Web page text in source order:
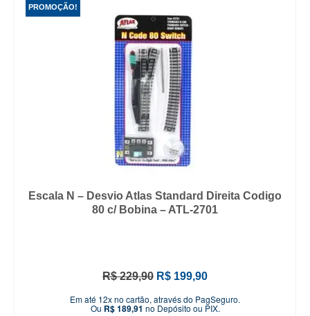
PROMOÇÃO!
Escala N – Desvio Atlas Standard Direita Codigo
80 c/ Bobina – ATL-2701
R$229,90 O
original
R$ 199,90O
atual
Em até 12x no cartão, através do PagSeguro.
Ou R$189,91 no Depósito ou PIX.